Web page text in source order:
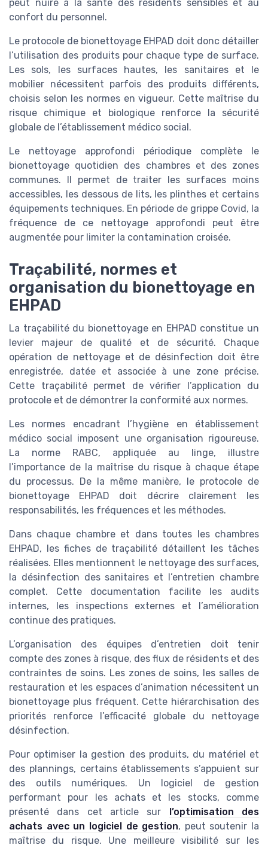
peut nuire à la santé des résidents sensibles et au
confort du personnel.
Le protocole de bionettoyage EHPAD doit donc détailler
l’utilisation des produits pour chaque type de surface.
Les sols, les surfaces hautes, les sanitaires et le
mobilier nécessitent parfois des produits différents,
choisis selon les normes en vigueur. Cette maîtrise du
risque chimique et biologique renforce la sécurité
globale de l’établissement médico social.
Le nettoyage approfondi périodique complète le
bionettoyage quotidien des chambres et des zones
communes. Il permet de traiter les surfaces moins
accessibles, les dessous de lits, les plinthes et certains
équipements techniques. En période de grippe Covid, la
fréquence de ce nettoyage approfondi peut être
augmentée pour limiter la contamination croisée.
Traçabilité, normes et
organisation du bionettoyage en
EHPAD
La traçabilité du bionettoyage en EHPAD constitue un
levier majeur de qualité et de sécurité. Chaque
opération de nettoyage et de désinfection doit être
enregistrée, datée et associée à une zone précise.
Cette traçabilité permet de vérifier l’application du
protocole et de démontrer la conformité aux normes.
Les normes encadrant l’hygiène en établissement
médico social imposent une organisation rigoureuse.
La norme RABC, appliquée au linge, illustre
l’importance de la maîtrise du risque à chaque étape
du processus. De la même manière, le protocole de
bionettoyage EHPAD doit décrire clairement les
responsabilités, les fréquences et les méthodes.
Dans chaque chambre et dans toutes les chambres
EHPAD, les fiches de traçabilité détaillent les tâches
réalisées. Elles mentionnent le nettoyage des surfaces,
la désinfection des sanitaires et l’entretien chambre
complet. Cette documentation facilite les audits
internes, les inspections externes et l’amélioration
continue des pratiques.
L’organisation des équipes d’entretien doit tenir
compte des zones à risque, des flux de résidents et des
contraintes de soins. Les zones de soins, les salles de
restauration et les espaces d’animation nécessitent un
bionettoyage plus fréquent. Cette hiérarchisation des
priorités renforce l’efficacité globale du nettoyage
désinfection.
Pour optimiser la gestion des produits, du matériel et
des plannings, certains établissements s’appuient sur
des outils numériques. Un logiciel de gestion
performant pour les achats et les stocks, comme
présenté dans cet article sur
l’optimisation des
achats avec un logiciel de gestion, peut soutenir la
maîtrise du risque. Une meilleure visibilité sur les